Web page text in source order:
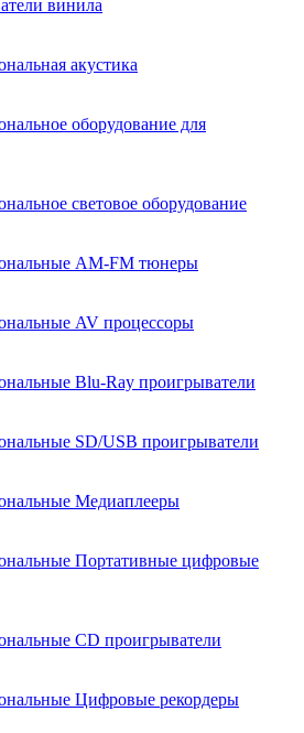
винила
акустика
оборудование для
световое оборудование
AM-FM тюнеры
AV процессоры
Blu-Ray проигрыватели
SD/USB проигрыватели
Медиаплееры
Портативные цифровые
СD проигрыватели
Цифровые рекордеры